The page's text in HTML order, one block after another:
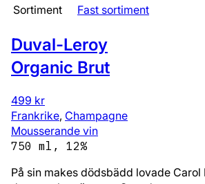
Sortiment
Fast sortiment
Duval-Leroy
Organic Brut
499 kr
Frankrike, Champagne
Mousserande vin
750 ml, 12%
På sin makes dödsbädd lovade